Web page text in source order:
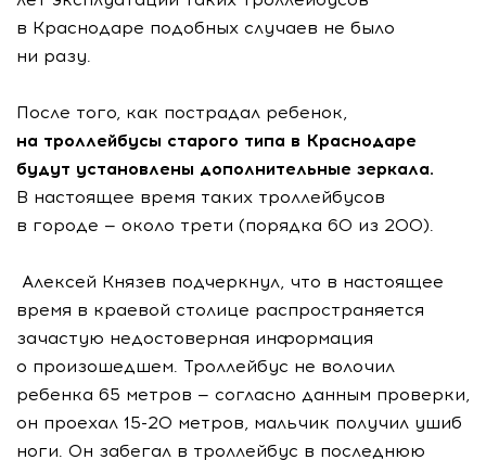
в Краснодаре подобных случаев не было
ни разу.
После того, как пострадал ребенок,
на троллейбусы старого типа в Краснодаре
будут установлены дополнительные зеркала.
В настоящее время таких троллейбусов
в городе — около трети (порядка 60 из 200).
Алексей Князев подчеркнул, что в настоящее
время в краевой столице распространяется
зачастую недостоверная информация
о произошедшем. Троллейбус не волочил
ребенка 65 метров — согласно данным проверки,
он проехал 15-20 метров, мальчик получил ушиб
ноги. Он забегал в троллейбус в последнюю